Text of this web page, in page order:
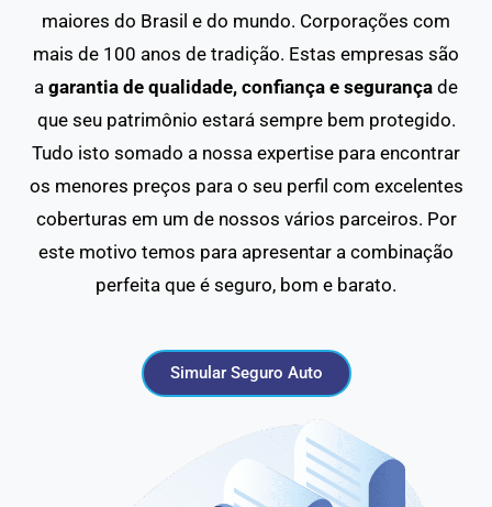
maiores do Brasil e do mundo. Corporações com
mais de 100 anos de tradição. Estas empresas são
a garantia de qualidade, confiança e segurança de
que seu patrimônio estará sempre bem protegido.
Tudo isto somado a nossa expertise para encontrar
os menores preços para o seu perfil com excelentes
coberturas em um de nossos vários parceiros. Por
este motivo temos para apresentar a combinação
perfeita que é seguro, bom e barato.
Simular Seguro Auto